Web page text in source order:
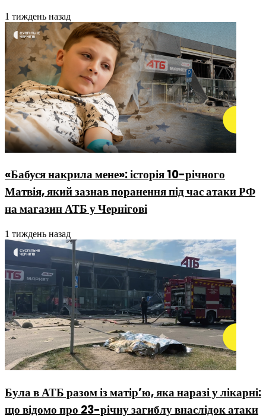
1 тиждень назад
«Бабуся накрила мене»: історія 10-річного
Матвія, який зазнав поранення під час атаки РФ
на магазин АТБ у Чернігові
1 тиждень назад
Була в АТБ разом із матір’ю, яка наразі у лікарні:
що відомо про 23-річну загиблу внаслідок атаки